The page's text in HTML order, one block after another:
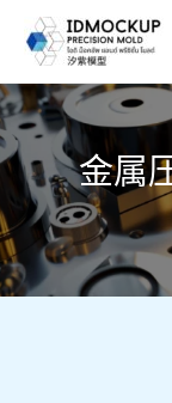
容
金属